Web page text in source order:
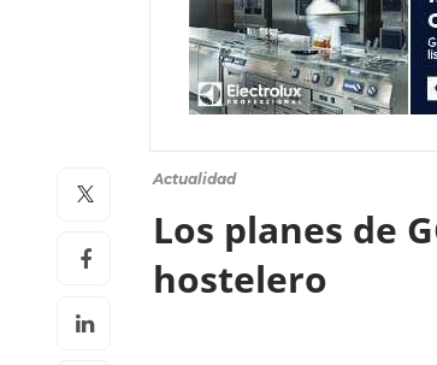
Actualidad
Los planes de
hostelero